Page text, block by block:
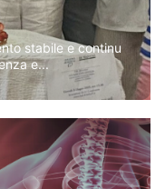
stabile e continu
e...